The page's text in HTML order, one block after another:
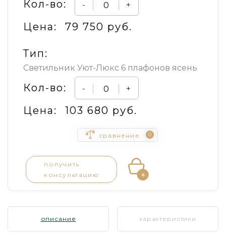
Кол-во: - +
Цена: 79 750 руб.
Тип:
Светильник Уют-Люкс 6 плафонов ясень
Кол-во: - +
Цена: 103 680 руб.
сравнение 0
получить
консультацию
описание характеристики